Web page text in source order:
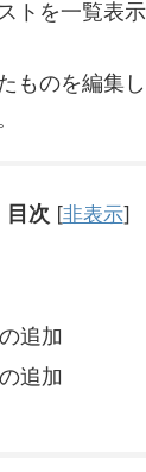
トを一覧表
ものを編集
目次 [非表示]
追加
追加